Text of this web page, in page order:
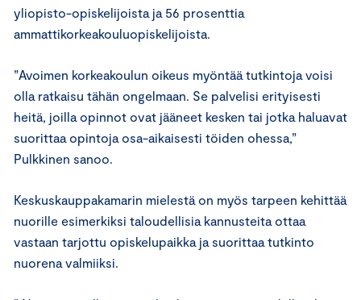
yliopisto-opiskelijoista ja 56 prosenttia
ammattikorkeakouluopiskelijoista.
”Avoimen korkeakoulun oikeus myöntää tutkintoja voisi
olla ratkaisu tähän ongelmaan. Se palvelisi erityisesti
heitä, joilla opinnot ovat jääneet kesken tai jotka haluavat
suorittaa opintoja osa-aikaisesti töiden ohessa,”
Pulkkinen sanoo.
Keskuskauppakamarin mielestä on myös tarpeen kehittää
nuorille esimerkiksi taloudellisia kannusteita ottaa
vastaan tarjottu opiskelupaikka ja suorittaa tutkinto
nuorena valmiiksi.